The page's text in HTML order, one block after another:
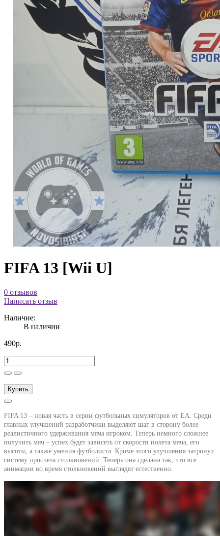
FIFA 13 [Wii U]
0 отзывов
Написать отзыв
Наличие:
В наличии
490р.
Купить
FIFA 13 – новая часть в серии футбольных симуляторов от EA. Среди
главных улучшений разработчики выделяют шаг в сторону более
реалистичного удерживания мяча игроком. Теперь немного сложнее
получить мяч – успех будет зависеть от скорости полета мяча, его
высоты, а также умения футболиста. Кроме этого улучшения затронут
систему просчета столкновений. Теперь она сделана так, что все
анимации во время столкновений выглядят естественно.